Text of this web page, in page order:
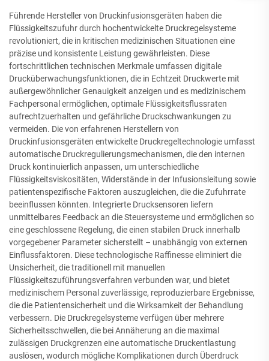
Führende Hersteller von Druckinfusionsgeräten haben die
Flüssigkeitszufuhr durch hochentwickelte Druckregelsysteme
revolutioniert, die in kritischen medizinischen Situationen eine
präzise und konsistente Leistung gewährleisten. Diese
fortschrittlichen technischen Merkmale umfassen digitale
Drucküberwachungsfunktionen, die in Echtzeit Druckwerte mit
außergewöhnlicher Genauigkeit anzeigen und es medizinischem
Fachpersonal ermöglichen, optimale Flüssigkeitsflussraten
aufrechtzuerhalten und gefährliche Druckschwankungen zu
vermeiden. Die von erfahrenen Herstellern von
Druckinfusionsgeräten entwickelte Druckregeltechnologie umfasst
automatische Druckregulierungsmechanismen, die den internen
Druck kontinuierlich anpassen, um unterschiedliche
Flüssigkeitsviskositäten, Widerstände in der Infusionsleitung sowie
patientenspezifische Faktoren auszugleichen, die die Zufuhrrate
beeinflussen könnten. Integrierte Drucksensoren liefern
unmittelbares Feedback an die Steuersysteme und ermöglichen so
eine geschlossene Regelung, die einen stabilen Druck innerhalb
vorgegebener Parameter sicherstellt – unabhängig von externen
Einflussfaktoren. Diese technologische Raffinesse eliminiert die
Unsicherheit, die traditionell mit manuellen
Flüssigkeitszuführungsverfahren verbunden war, und bietet
medizinischem Personal zuverlässige, reproduzierbare Ergebnisse,
die die Patientensicherheit und die Wirksamkeit der Behandlung
verbessern. Die Druckregelsysteme verfügen über mehrere
Sicherheitsschwellen, die bei Annäherung an die maximal
zulässigen Druckgrenzen eine automatische Druckentlastung
auslösen, wodurch mögliche Komplikationen durch Überdruck